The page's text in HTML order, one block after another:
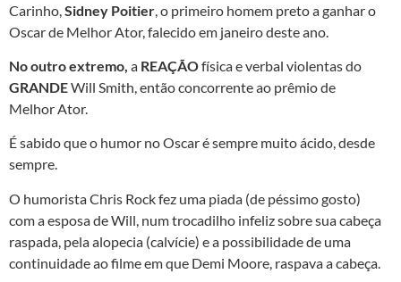
Carinho, Sidney Poitier , o primeiro homem preto a ganhar o
Oscar de Melhor Ator, falecido em janeiro deste ano.
No outro extremo, a REAÇÃOfísica e verbal violentas do
GRANDEWill Smith, então concorrente ao prêmio de
Melhor Ator.
É sabido que o humor no Oscar é sempre muito ácido, desde
sempre.
O humorista Chris Rock fez uma piada (de péssimo gosto)
com a esposa de Will, num trocadilho infeliz sobre sua cabeça
raspada, pela alopecia (calvície) e a possibilidade de uma
continuidade ao filme em que Demi Moore, raspava a cabeça.